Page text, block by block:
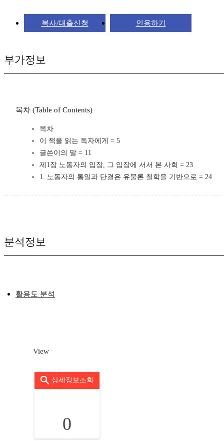
복사/대출신청 인용하기
부가정보
목차 (Table of Contents)
목차
이 책을 읽는 독자에게 = 5
글쓴이의 말 = 11
제1장 노동자의 입장, 그 입장에 서서 본 사회 = 23
1. 노동자의 통일과 단결은 유물론 철학을 기반으로 = 24
분석정보
활용도 분석
View
상세정보조회
0